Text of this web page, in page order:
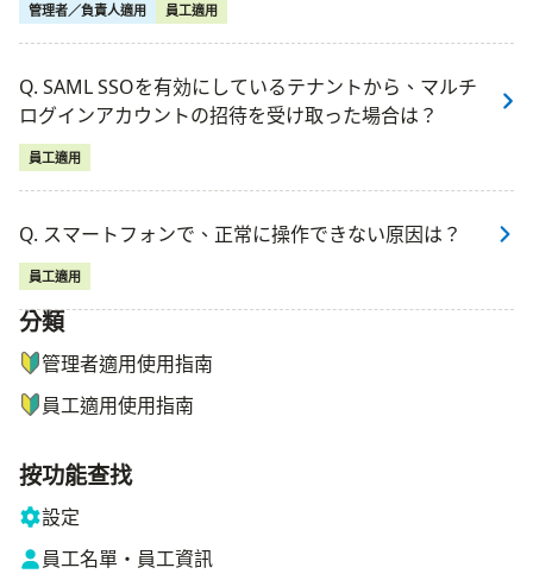
管理者／負責人適用 員工適用
Q. SAML SSOを有効にしているテナントから、マルチ
ログインアカウントの招待を受け取った場合は？
員工適用
Q. スマートフォンで、正常に操作できない原因は？
員工適用
ナビゲーションメニュー
分類
管理者適用使用指南
員工適用使用指南
按功能查找
設定
員工名單・員工資訊